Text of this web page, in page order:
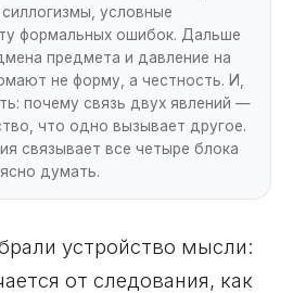
условные
формальных ошибок. Дальше
предмета и давление на
не форму, а честность. И,
почему связь двух явлений —
что одно вызывает другое.
связывает все четыре блока
думать.
устройство мысли:
от следования, как